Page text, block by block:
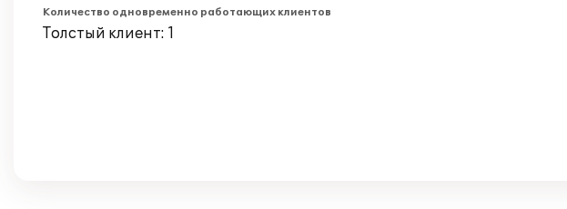
Количество одновременно работающих клиентов
Толстый клиент: 1